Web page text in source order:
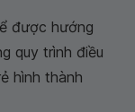
được hướng
quy trình điều
hình thành